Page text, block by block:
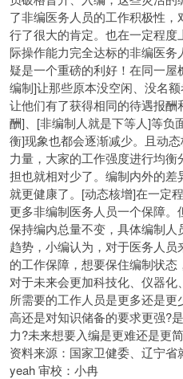
了非编医务人员的工作积极性
行了很大的肯定。也在一定程
际操作能力完全达标的非编医
疑是一个重磅的利好！在同一
编制]让那些原本没空闲、没名
让他们有了获得相同的待遇报
酬]、[非编制人就是下等人]等负
衡]现象也都会逐渐减少。且动
力量，大家的工作强度进行均
担也就相对少了。编制内外的
就更健康了。[动态核增]在一定
更多非编制医务人员一个保障
保持编内总量不变，具体编制
趋势，小编认为，对于医务人员
的工作保障，想要保住编制状态
对于未来会更加科技化、仪器
所需要的工作人员是更多还是
高还是对知识储备的要求更强?
力?未来想要入编是更难还是更
资料来源：国家卫健委、辽宁省
yeah 审校：小冉